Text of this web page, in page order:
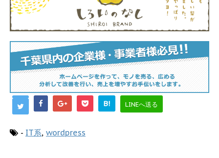
B! LINEへ送る
- IT系, wordpress